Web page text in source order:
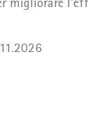
migliorare